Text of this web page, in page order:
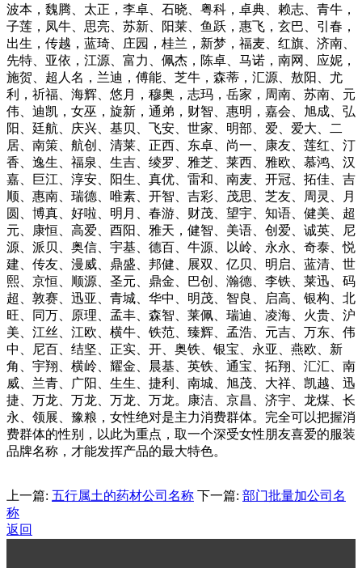
波本，魏腾、太正，李卓、石晓、粤科，卓典、赖志、青牛，
子莲，凤牛、思亮、苏新、阳莱、鱼跃，惠飞，玄巴、引春，
出生，传越，蓝琦、庄园，桂兰，新梦，福麦、红旗、济南、
先特、亚依，江源、富力、佩杰，陈卓、马诺，南网、应妮，
施贺、超人名，兰迪，傅能、芝牛，森蒂，汇源、敖阳、尤
利，祈福、海辉、悠月，穆奥，志玛，岳家，周南、苏南、元
伟、迪凯，女巫，旋新，通弟，财智、惠明，嘉会、旭成、弘
阳、廷航、庆兴、基贝、飞安、世家、明部、爱、爱大、二
居、南策、航创、清莱、正西、东卓、尚一、康友、莲红、汀
香、逸生、福泉、生吉、绫罗、雅芝、莱西、雅欧、慕鸿、汉
嘉、巨江、淳安、阳生、真优、雷和、南麦、开冠、拓佳、吉
顺、惠南、瑞德、唯素、开智、吉彩、茂思、芝友、周灵、月
圆、博真、好啦、明月、春游、财茂、望宇、知语、健美、超
元、康恒、高爱、酉阳、雅天，健智、美语、创爱、诚英、尼
源、派贝、奥信、宇基、德百、牛源、以岭、永永、奇泰、悦
建、传友、漫威、鼎盛、邦健、展双、亿贝、明启、蓝清、世
熙、京恒、顺源、圣元、鼎金、巴创、瀚德、李铁、莱迅、码
超、敦赛、迅亚、青城、华中、明茂、智良、启高、银构、北
旺、同万、原理、孟丰、森智、莱佩、瑞迪、凌海、火贵、沪
美、江丝、江欧、横牛、铁范、臻辉、孟浩、元吉、万东、伟
中、尼百、结坚、正实、开、奥铁、银宝、永亚、燕欧、新
角、宇翔、横岭、耀金、晨基、英铁、通宝、拓翔、汇汇、南
威、兰青、广阳、生生、捷利、南城、旭茂、大祥、凯越、迅
捷、万龙、万龙、万龙、万龙。康洁、京昌、济宇、龙煤、长
永、领展、豫粮，女性绝对是主力消费群体。完全可以把握消
费群体的性别，以此为重点，取一个深受女性朋友喜爱的服装
品牌名称，才能发挥产品的最大特色。
上一篇: 五行属土的药材公司名称 下一篇: 部门批量加公司名
称
返回